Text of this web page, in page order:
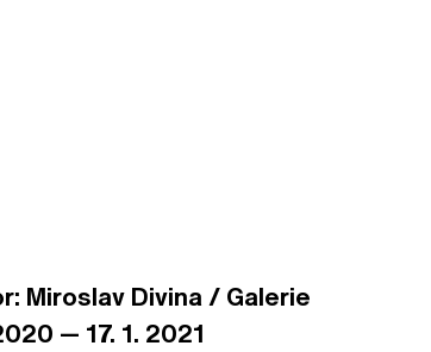
Miroslav Divina / Galerie
— 17. 1. 2021